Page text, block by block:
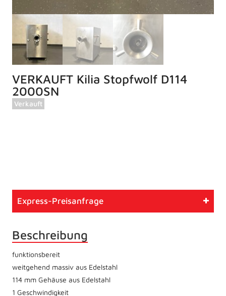
VERKAUFT Kilia Stopfwolf D114
2000SN
Verkauft
Zustand
Express-Preisanfrage
Beschreibung
funktionsbereit
weitgehend massiv aus Edelstahl
114 mm Gehäuse aus Edelstahl
1 Geschwindigkeit